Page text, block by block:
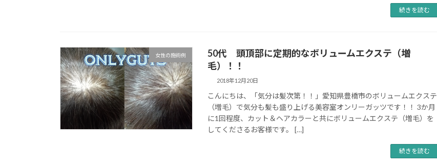
続きを読む
女性の施術例
50代 頭頂部に定期的なボリュームエクステ（増
毛）！！
2018年12月20日
こんにちは、「気分は髪次第！！」愛知県豊橋市のボリュームエクステ
（増毛）で気分も髪も盛り上げる美容室オンリーガッツです！！ 3か月
に1回程度、カット＆ヘアカラーと共にボリュームエクステ（増毛）を
してくださるお客様です。 […]
続きを読む